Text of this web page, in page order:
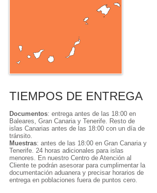
TIEMPOS DE ENTREGA
Documentos: entrega antes de las 18:00 en
Baleares, Gran Canaria y Tenerife. Resto de
islas Canarias antes de las 18:00 con un día de
tránsito.
Muestras: antes de las 18:00 en Gran Canaria y
Tenerife. 24 horas adicionales para islas
menores. En nuestro Centro de Atención al
Cliente te podrán asesorar para cumplimentar la
documentación aduanera y precisar horarios de
entrega en poblaciones fuera de puntos cero.